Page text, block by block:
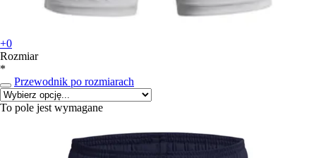
+0
Rozmiar
*
Przewodnik po rozmiarach
To pole jest wymagane